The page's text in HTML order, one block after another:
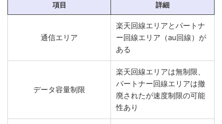
項目 詳細
通信エリア
楽天回線エリアとパートナ
ー回線エリア（au回線）が
ある
データ容量制限
楽天回線エリアは無制限、
パートナー回線エリアは撤
廃されたが速度制限の可能
性あり